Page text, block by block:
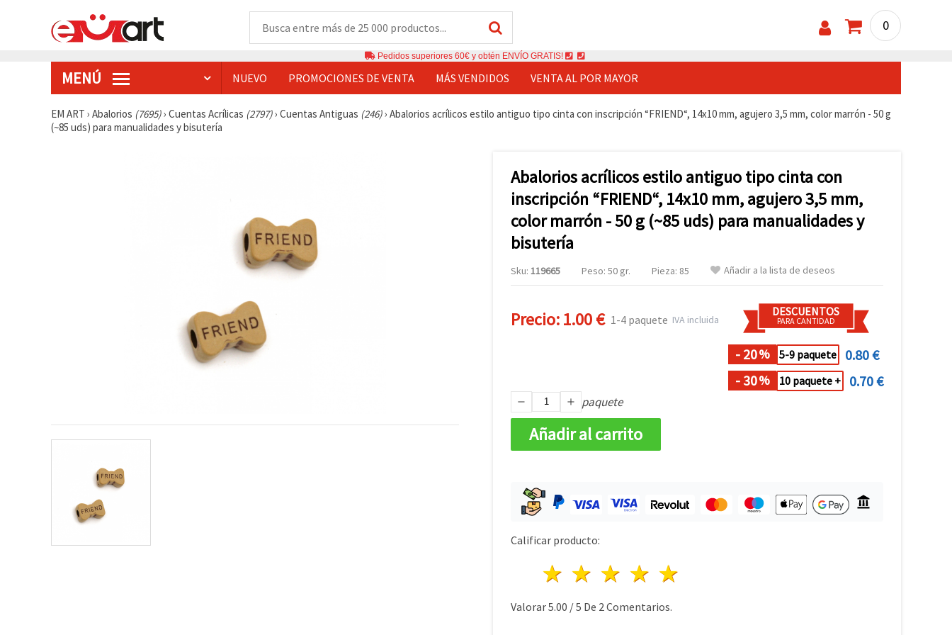
0
Pedidos superiores 60€ y obtén ENVÍO GRATIS!
MENÚ NUEVO PROMOCIONES DE VENTA MÁS VENDIDOS VENTA AL POR MAYOR
EM ART › Abalorios (7695)› Cuentas Acrílicas (2797)› Cuentas Antiguas (246)› Abalorios acrílicos estilo antiguo tipo cinta con inscripción “FRIEND“, 14x10 mm, agujero 3,5 mm, color marrón - 50 g
(~85 uds) para manualidades y bisutería
Abalorios acrílicos estilo antiguo tipo cinta con
inscripción “FRIEND“, 14x10 mm, agujero 3,5 mm,
color marrón - 50 g (~85 uds) para manualidades y
bisutería
Sku: 119665 Peso: 50 gr. Pieza: 85 Añadir a la lista de deseos
Precio:1.00 € 1-4 paquete IVA incluida
DESCUENTOS
PARA CANTIDAD
- 20% 5-9 paquete
0.80 €
- 30% 10 paquete + 0.70 €
paquete
Añadir al carrito
Calificar producto:
4 estrellas
3 estrellas
2 estrellas
1 estrella
Valorar5.00 /5 De 2 Comentarios.